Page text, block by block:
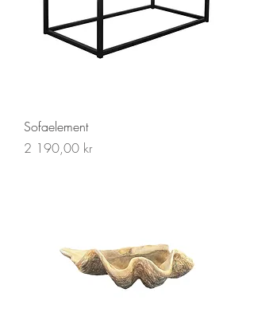
Sofaelement
Pris
2 190,00 kr